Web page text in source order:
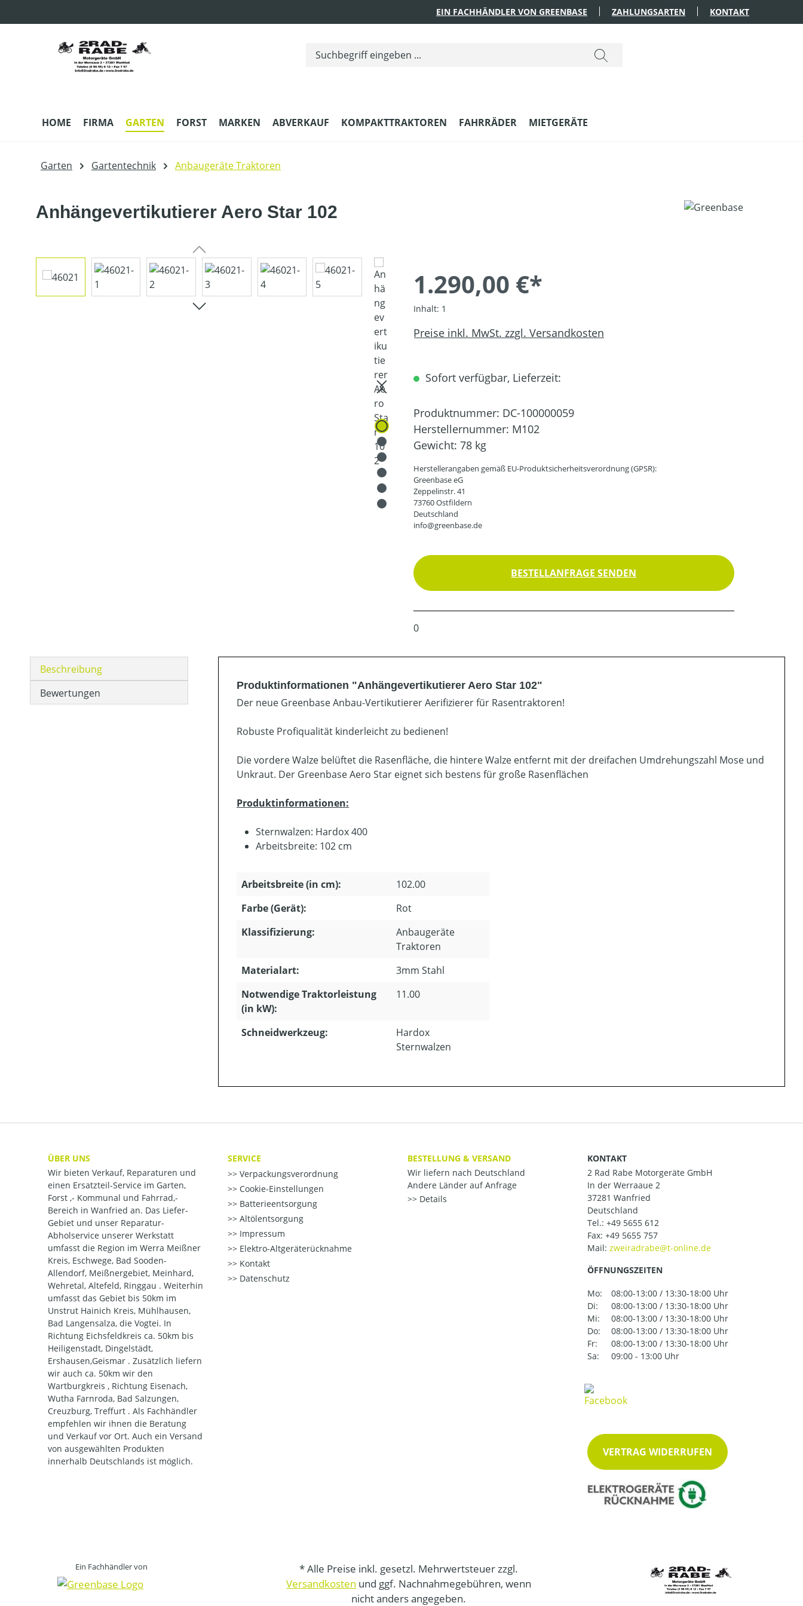
EIN FACHHÄNDLER VON GREENBASE ZAHLUNGSARTEN KONTAKT
HOME FIRMA GARTEN FORST MARKEN ABVERKAUF KOMPAKTTRAKTOREN FAHRRÄDER MIETGERÄTE
Garten Gartentechnik Anbaugeräte Traktoren
Anhängevertikutierer Aero Star 102
Bildergalerie überspringen
1.290,00 €*
Inhalt: 1
Preise inkl. MwSt. zzgl. Versandkosten
Sofort verfügbar, Lieferzeit:
Produktnummer: DC-100000059
Herstellernummer: M102
Gewicht: 78 kg
Herstellerangaben gemäß EU-Produktsicherheitsverordnung (GPSR):
Greenbase eG
Zeppelinstr. 41
73760 Ostfildern
Deutschland
info@greenbase.de
BESTELLANFRAGE SENDEN
0
Beschreibung
Bewertungen
Produktinformationen "Anhängevertikutierer Aero Star 102"
Der neue Greenbase Anbau-Vertikutierer Aerifizierer für Rasentraktoren!
Robuste Profiqualität kinderleicht zu bedienen!
Die vordere Walze belüftet die Rasenfläche, die hintere Walze entfernt mit der dreifachen Umdrehungszahl Mose und
Unkraut. Der Greenbase Aero Star eignet sich bestens für große Rasenflächen
Produktinformationen:
Sternwalzen: Hardox 400
Arbeitsbreite: 102 cm
Arbeitsbreite (in cm):
102.00
Farbe (Gerät):
Rot
Klassifizierung:
Anbaugeräte
Traktoren
Materialart:
3mm Stahl
Notwendige Traktorleistung
(in kW):
11.00
Schneidwerkzeug:
Hardox
Sternwalzen
ÜBER UNS
Wir bieten Verkauf, Reparaturen und
einen Ersatzteil-Service im Garten,
Forst ,- Kommunal und Fahrrad,-
Bereich in Wanfried an. Das Liefer-
Gebiet und unser Reparatur-
Abholservice unserer Werkstatt
umfasst die Region im Werra Meißner
Kreis, Eschwege, Bad Sooden-
Allendorf, Meißnergebiet, Meinhard,
Wehretal, Altefeld, Ringgau . Weiterhin
umfasst das Gebiet bis 50km im
Unstrut Hainich Kreis, Mühlhausen,
Bad Langensalza, die Vogtei. In
Richtung Eichsfeldkreis ca. 50km bis
Heiligenstadt, Dingelstädt,
Ershausen,Geismar . Zusätzlich liefern
wir auch ca. 50km wir den
Wartburgkreis , Richtung Eisenach,
Wutha Farnroda, Bad Salzungen,
Creuzburg, Treffurt . Als Fachhändler
empfehlen wir ihnen die Beratung
und Verkauf vor Ort. Auch ein Versand
von ausgewählten Produkten
innerhalb Deutschlands ist möglich.
SERVICE
Verpackungsverordnung
Cookie-Einstellungen
Batterieentsorgung
Altölentsorgung
Impressum
Elektro-Altgeräterücknahme
Kontakt
Datenschutz
BESTELLUNG & VERSAND
Wir liefern nach Deutschland
Andere Länder auf Anfrage
Details
KONTAKT
2 Rad Rabe Motorgeräte GmbH
In der Werraaue 2
37281 Wanfried
Deutschland
Tel.: +49 5655 612
Fax: +49 5655 757
Mail:
ÖFFNUNGSZEITEN
Mo:
08:00-13:00 / 13:30-18:00 Uhr
Di:
08:00-13:00 / 13:30-18:00 Uhr
Mi:
08:00-13:00 / 13:30-18:00 Uhr
Do:
08:00-13:00 / 13:30-18:00 Uhr
Fr:
08:00-13:00 / 13:30-18:00 Uhr
Sa:
09:00 - 13:00 Uhr
VERTRAG WIDERRUFEN
Ein Fachhändler von
* Alle Preise inkl. gesetzl. Mehrwertsteuer zzgl.
Versandkosten und ggf. Nachnahmegebühren, wenn
nicht anders angegeben.